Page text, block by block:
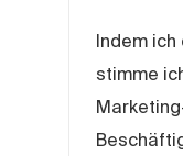
Indem ich
stimme